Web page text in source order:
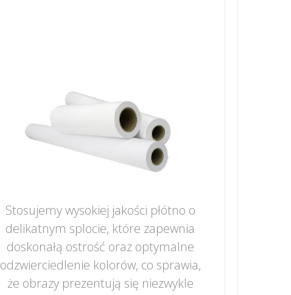
Stosujemy wysokiej jakości płótno o
delikatnym splocie, które zapewnia
doskonałą ostrość oraz optymalne
odzwierciedlenie kolorów, co sprawia,
że obrazy prezentują się niezwykle